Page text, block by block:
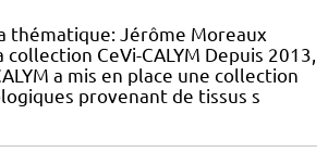
thématique: Jérôme Moreaux
CeVi-CALYM Depuis 2013,
a mis en place une collection
provenant de tissus s